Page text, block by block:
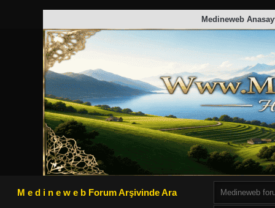
Medineweb
M e d i n e w e b Forum Arşivinde Ara